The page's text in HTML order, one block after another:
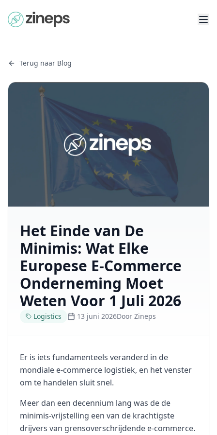
Terug naar Blog
Het Einde van De
Minimis: Wat Elke
Europese E-Commerce
Onderneming Moet
Weten Voor 1 Juli 2026
Logistics 13 juni 2026Door Zineps
Er is iets fundamenteels veranderd in de
mondiale e-commerce logistiek, en het venster
om te handelen sluit snel.
Meer dan een decennium lang was de de
minimis-vrijstelling een van de krachtigste
drijvers van grensoverschrijdende e-commerce.